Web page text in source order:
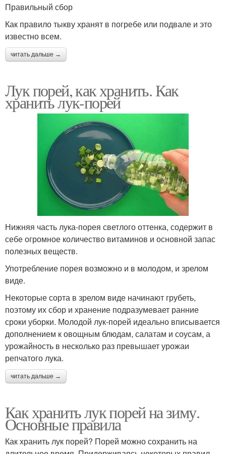
Правильный сбор
Как правило тыкву хранят в погребе или подвале и это
известно всем.
читать дальше →
Лук порей, как хранить. Как
хранить лук-порей
Нижняя часть лука-порея светлого оттенка, содержит в
себе огромное количество витаминов и основной запас
полезных веществ.
Употребление порея возможно и в молодом, и зрелом
виде.
Некоторые сорта в зрелом виде начинают грубеть,
поэтому их сбор и хранение подразумевает ранние
сроки уборки. Молодой лук-порей идеально вписывается
дополнением к овощным блюдам, салатам и соусам, а
урожайность в несколько раз превышает урожаи
репчатого лука.
читать дальше →
Как хранить лук порей на зиму.
Основные правила
Как хранить лук порей? Порей можно сохранить на